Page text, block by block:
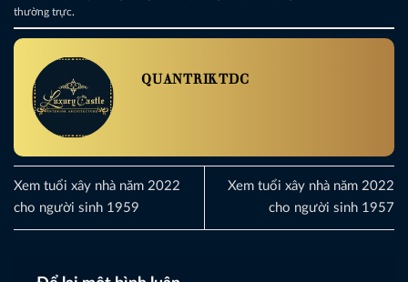
thường trực.
QUANTRIKTDC
Xem tuổi xây nhà năm 2022
cho người sinh 1959
Xem tuổi xây nhà năm 2022
cho người sinh 1957